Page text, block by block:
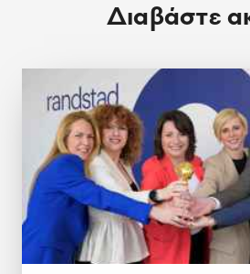
Διαβάστε